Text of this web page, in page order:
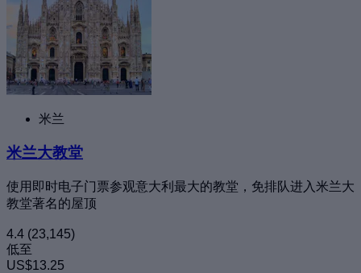
米兰
米兰大教堂
使用即时电子门票参观意大利最大的教堂，免排队进入米兰大
教堂著名的屋顶
4.4 (23,145)
低至
US$13.25